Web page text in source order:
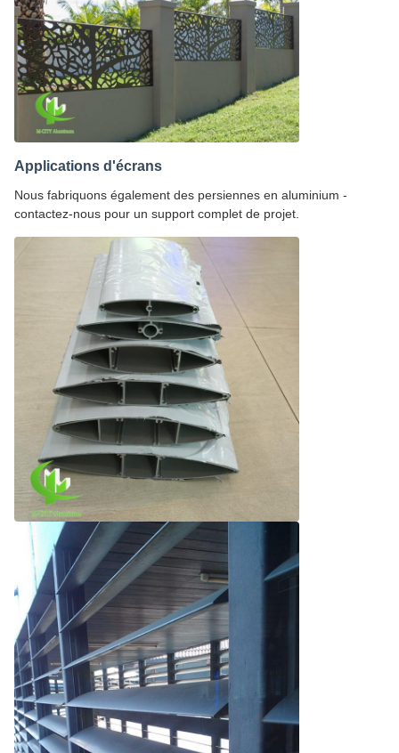
Applications d'écrans
Nous fabriquons également des persiennes en aluminium -
contactez-nous pour un support complet de projet.